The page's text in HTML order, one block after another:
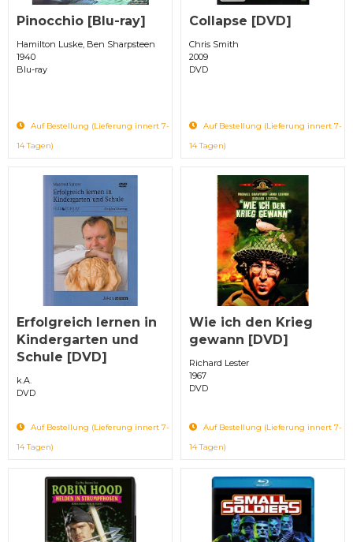
Pinocchio [Blu-ray]
Hamilton Luske, Ben Sharpsteen
1940
Blu-ray
Auf Bestellung (Lieferung innert 7-
14 Tagen)
Collapse [DVD]
Chris Smith
2009
DVD
Auf Bestellung (Lieferung innert 7-
14 Tagen)
Erfolgreich lernen in
Kindergarten und
Schule [DVD]
k.A.
DVD
Auf Bestellung (Lieferung innert 7-
14 Tagen)
Wie ich den Krieg
gewann [DVD]
Richard Lester
1967
DVD
Auf Bestellung (Lieferung innert 7-
14 Tagen)